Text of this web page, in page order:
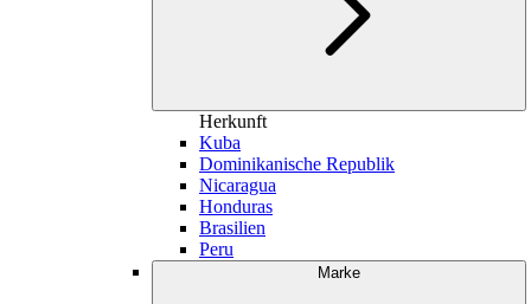
Herkunft
Kuba
Dominikanische Republik
Nicaragua
Honduras
Brasilien
Peru
Marke